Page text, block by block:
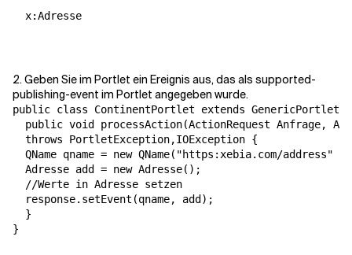
  x:Adresse
2. Geben Sie im Portlet ein Ereignis aus, das als supported-
publishing-event im Portlet angegeben wurde.
public class ContinentPortlet extends GenericPortlet {
public void processAction(ActionRequest Anfrage,
  throws PortletException,IOException {
QName qname = new QName("https:xebia.com/address" ,
  Adresse add = new Adresse();
  //Werte in Adresse setzen
  response.setEvent(qname, add);
  }
}